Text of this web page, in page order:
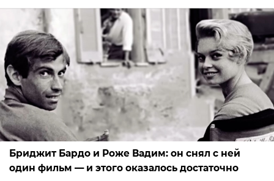
Бриджит Бардо и Роже Вадим: он снял с ней
один фильм — и этого оказалось достаточно